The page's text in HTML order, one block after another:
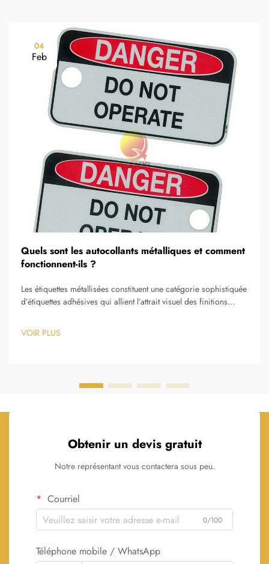
04
Feb
Quels sont les autocollants métalliques et comment
fonctionnent-ils ?
Les étiquettes métallisées constituent une catégorie sophistiquée
d’étiquettes adhésives qui allient l’attrait visuel des finitions
d’étiquettes. Ces produits spécialisés utilisent des procédés de
fabrication avancés…
VOIR PLUS
Obtenir un devis gratuit
Notre représentant vous contactera sous peu.
Courriel
0/100
Téléphone mobile / WhatsApp